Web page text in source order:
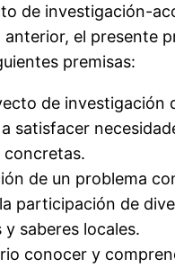
de investigación-
anterior, el presente
premisas:
de investigación
satisfacer
concretas.
de un problema
participación de
y saberes locales.
conocer y